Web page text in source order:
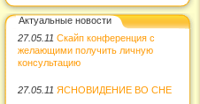
Актуальные новости
27.05.11 Скайп конференция с
желающими получить личную
консультацию
27.05.11 ЯСНОВИДЕНИЕ ВО СНЕ